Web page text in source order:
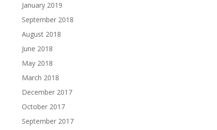
January 2019
September 2018
August 2018
June 2018
May 2018
March 2018
December 2017
October 2017
September 2017